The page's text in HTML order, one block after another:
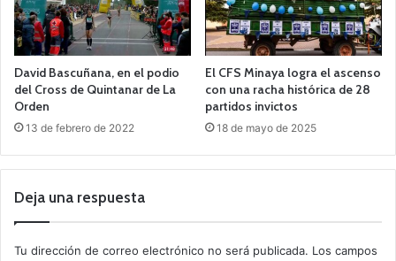
David Bascuñana, en el podio
del Cross de Quintanar de La
Orden
13 de febrero de 2022
El CFS Minaya logra el ascenso
con una racha histórica de 28
partidos invictos
18 de mayo de 2025
Deja una respuesta
Tu dirección de correo electrónico no será publicada. Los campos